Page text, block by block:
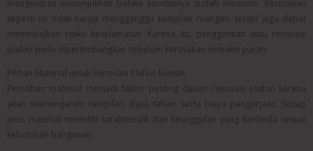
mengelupas menunjukkan bahwa kondisinya sudah menurun. Kerusakan
seperti ini tidak hanya mengganggu tampilan ruangan, tetapi juga dapat
menimbulkan risiko keselamatan. Karena itu, penggantian atau renovasi
plafon perlu dipertimbangkan sebelum kerusakan semakin parah.
Pilihan Material untuk Renovasi Plafon Rumah
Pemilihan material menjadi faktor penting dalam renovasi plafon karena
akan memengaruhi tampilan, daya tahan, serta biaya pengerjaan. Setiap
jenis material memiliki karakteristik dan keunggulan yang berbeda sesuai
kebutuhan bangunan.